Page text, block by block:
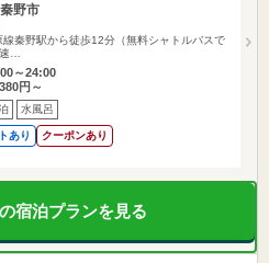
野市
線秦野駅から徒歩12分（無料シャトルバスで
…
～24:00
円～
水風呂
あり クーポンあり
宿泊プランを見る